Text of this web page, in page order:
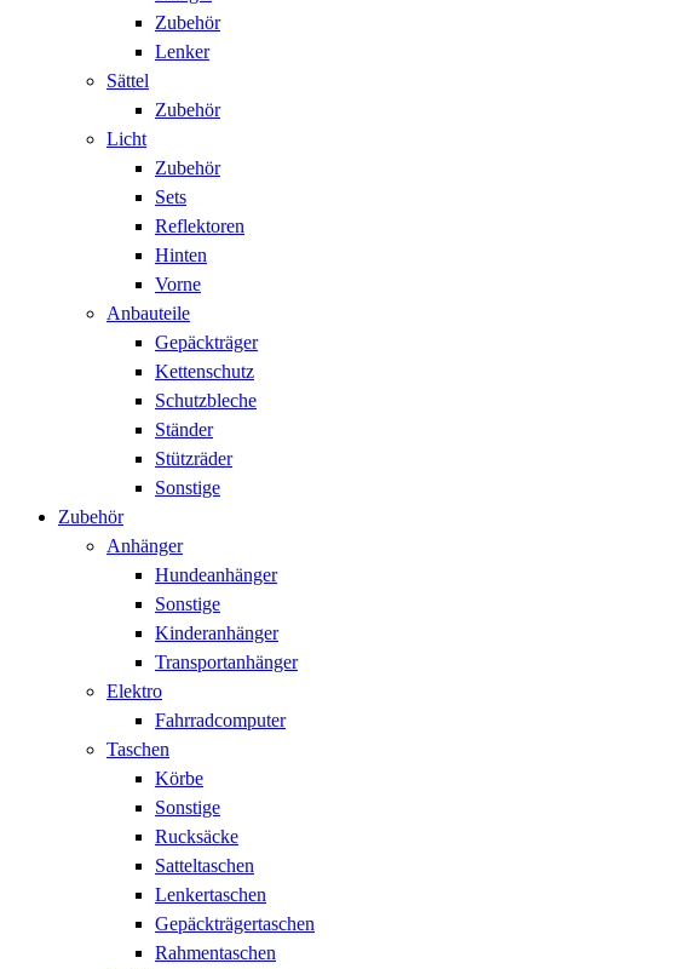
Zubehör
Lenker
Sättel
Zubehör
Licht
Zubehör
Sets
Reflektoren
Hinten
Vorne
Anbauteile
Gepäckträger
Kettenschutz
Schutzbleche
Ständer
Stützräder
Sonstige
Zubehör
Anhänger
Hundeanhänger
Sonstige
Kinderanhänger
Transportanhänger
Elektro
Fahrradcomputer
Taschen
Körbe
Sonstige
Rucksäcke
Satteltaschen
Lenkertaschen
Gepäckträgertaschen
Rahmentaschen